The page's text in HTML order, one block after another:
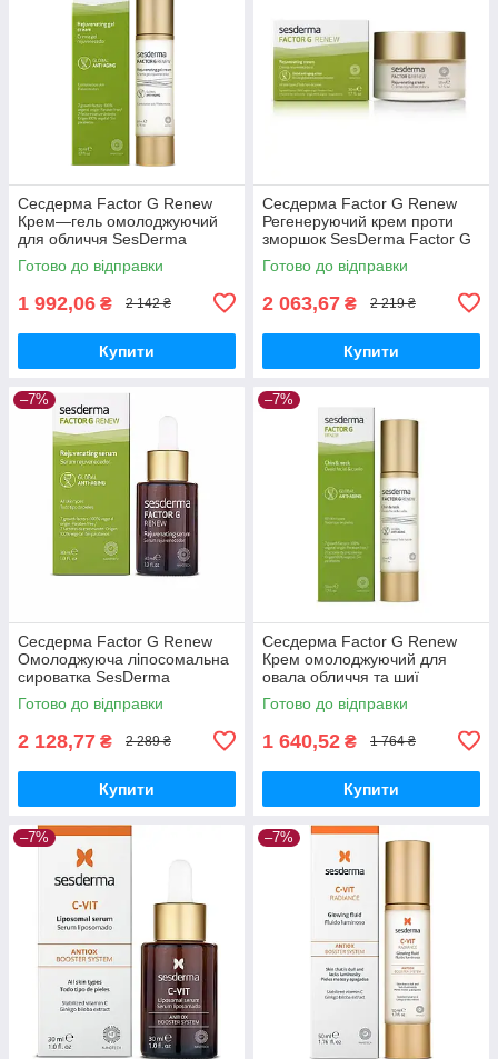
Сесдерма Factor G Renew
Крем—гель омолоджуючий
для обличчя SesDerma
Factor G Renew Rejuvenating
Gel Cream, 50 мл
Готово до відправки
1 992,06 ₴ 2 142 ₴
Купити
Сесдерма Factor G Renew
Регенеруючий крем проти
зморшок SesDerma Factor G
Renew Anti-Aging
Regenerating Cream, 50 мл
Готово до відправки
2 063,67 ₴ 2 219 ₴
Купити
–7%
Сесдерма Factor G Renew
Омолоджуюча ліпосомальна
сироватка SesDerma
FACTOR G Loiposomal
Serum, 30 мл
Готово до відправки
2 128,77 ₴ 2 289 ₴
Купити
–7%
Сесдерма Factor G Renew
Крем омолоджуючий для
овала обличчя та шиї
SesDerma Factor G Renew
Chin & Neck, 50 мл
Готово до відправки
1 640,52 ₴ 1 764 ₴
Купити
–7% –7%